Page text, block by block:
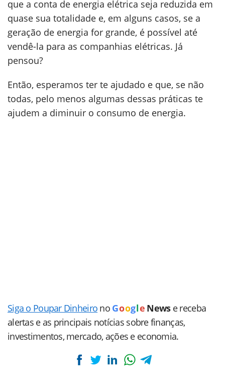
que a conta de energia elétrica seja reduzida em
quase sua totalidade e, em alguns casos, se a
geração de energia for grande, é possível até
vendê-la para as companhias elétricas. Já
pensou?
Então, esperamos ter te ajudado e que, se não
todas, pelo menos algumas dessas práticas te
ajudem a diminuir o consumo de energia.
Siga o Poupar Dinheiro no Goog le News e receba
alertas e as principais notícias sobre finanças,
investimentos, mercado, ações e economia.